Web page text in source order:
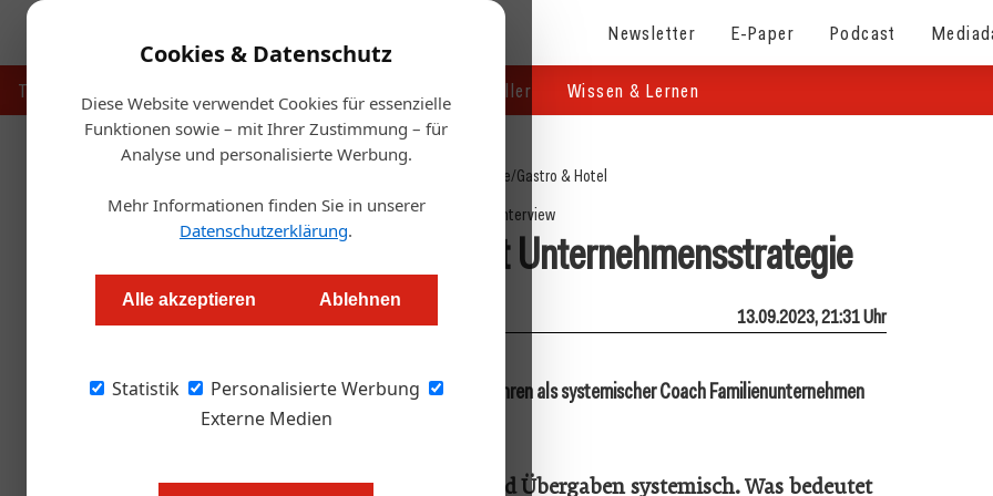
Cookies & Datenschutz
Diese Website verwendet Cookies für essenzielle
Funktionen sowie – mit Ihrer Zustimmung – für
Analyse und personalisierte Werbung.
Mehr Informationen finden Sie in unserer
Datenschutzerklärung.
Alle akzeptieren Ablehnen
Statistik
Personalisierte Werbung
Externe Medien
Newsletter E-Paper Podcast
Touristik Handel & Hersteller Wissen & Lernen
Startseite/Gastro & Hotel
Interview
Familiendynamik trifft Unternehmensstrategie
Thomas Askan Vierich 13.09.2023, 21:31 Uhr
Interview mit Manuela Mätzener, die seit 25 Jahren als systemischer Coach ­Familienunternehmen
bei der ­Betriebsübergabe berät.
ÖGZ: Sie begleiten Übernahmen und Übergaben systemisch. Was bedeutet